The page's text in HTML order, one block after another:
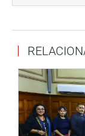
Popular, Héctor
de Frente
de la Célula